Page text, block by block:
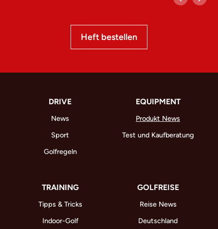
Heft bestellen
DRIVE
News
Sport
Golfregeln
EQUIPMENT
Produkt News
Test und Kaufberatung
TRAINING
Tipps & Tricks
Indoor-Golf
GOLFREISE
Reise News
Deutschland